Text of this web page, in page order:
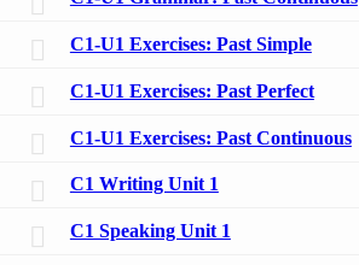
C1-U1 Exercises: Past Simple
C1-U1 Exercises: Past Perfect
C1-U1 Exercises: Past Continuous
C1 Writing Unit 1
C1 Speaking Unit 1